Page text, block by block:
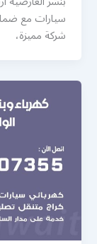
سيارات مع
شركة مميزة،